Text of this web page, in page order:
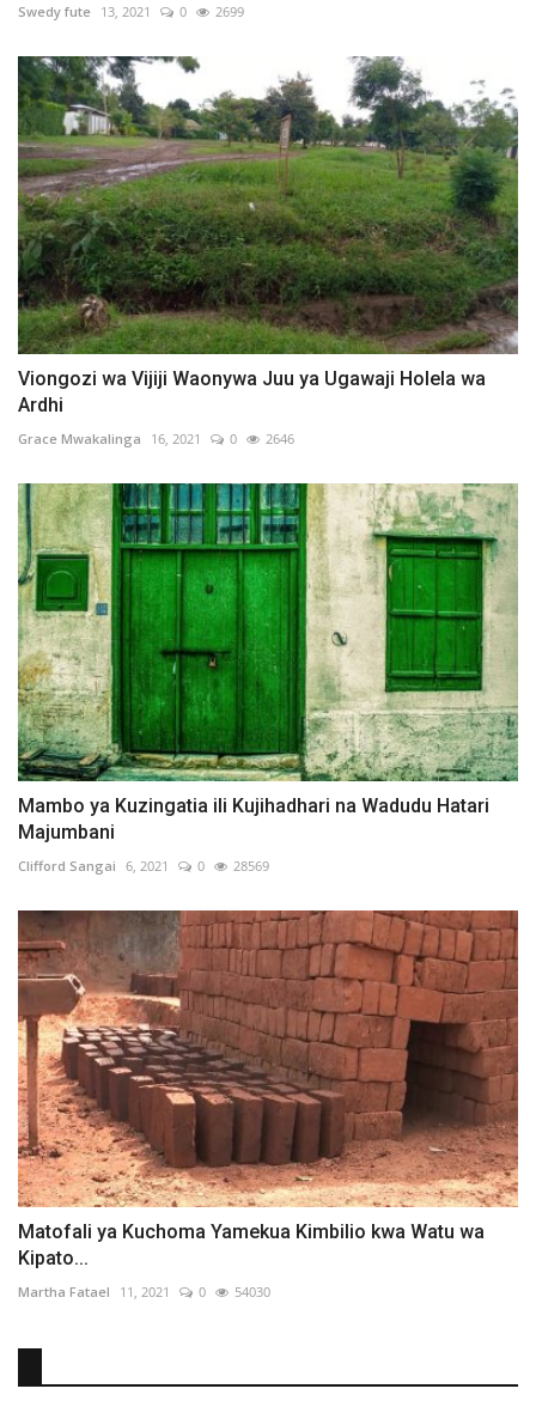
Swedy fute 13, 2021 0 2699
Viongozi wa Vijiji Waonywa Juu ya Ugawaji Holela wa
Ardhi
Grace Mwakalinga 16, 2021 0 2646
Mambo ya Kuzingatia ili Kujihadhari na Wadudu Hatari
Majumbani
Clifford Sangai 6, 2021 0 28569
Matofali ya Kuchoma Yamekua Kimbilio kwa Watu wa
Kipato...
Martha Fatael 11, 2021 0 54030